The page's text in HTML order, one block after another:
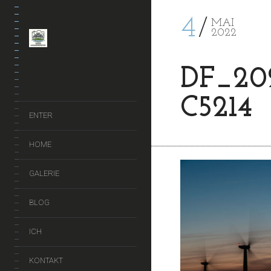
ENTER
HOME
GALERIE
BLOG
ICH
KONTAKT
4
MAI
2022
C5214